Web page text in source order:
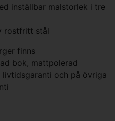
inställbar malstorlek i tre
rostfritt stål
finns
bok, mattpolerad
och på övriga